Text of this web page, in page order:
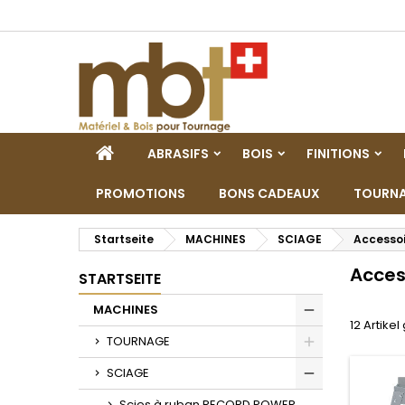
STARTSEITE
ABRASIFS BOIS FINITIONS
PROMOTIONS BONS CADEAUX
Startseite MACHINES SCIAGE
STARTSEITE
MACHINES
Toggle
TOURNAGE
SCIAGE
Toggle
12